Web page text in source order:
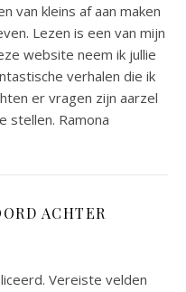
van kleins af aan maken
Lezen is een van mijn
website neem ik jullie
verhalen die ik
er vragen zijn aarzel
stellen. Ramona
ACHTER
Vereiste velden